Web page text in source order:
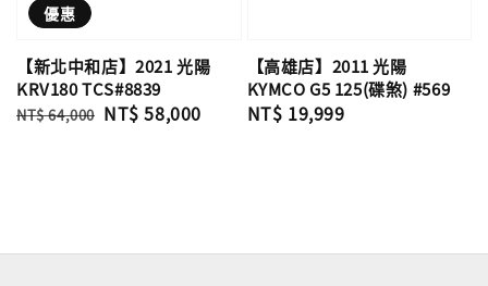
優惠
【新北中和店】2021 光陽
KRV180 TCS#8839
Regular
NT$ 64,000 Sale
NT$ 58,000
【高雄店】2011 光陽
KYMCO G5 125(碟煞) #569
Regular
NT$ 19,999